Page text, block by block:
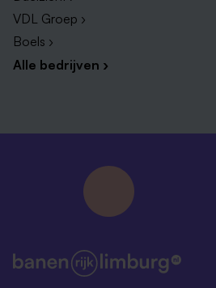
VDL Groep ›
Boels ›
Alle bedrijven ›